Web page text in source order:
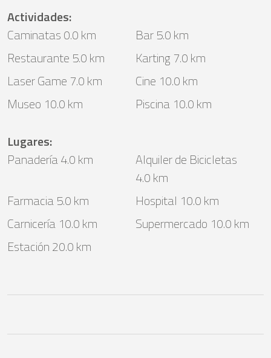
Actividades:
Caminatas 0.0 km
Bar 5.0 km
Restaurante 5.0 km
Karting 7.0 km
Laser Game 7.0 km
Cine 10.0 km
Museo 10.0 km
Piscina 10.0 km
Lugares:
Panadería 4.0 km
Alquiler de Bicicletas
4.0 km
Farmacia 5.0 km
Hospital 10.0 km
Carnicería 10.0 km
Supermercado 10.0 km
Estación 20.0 km